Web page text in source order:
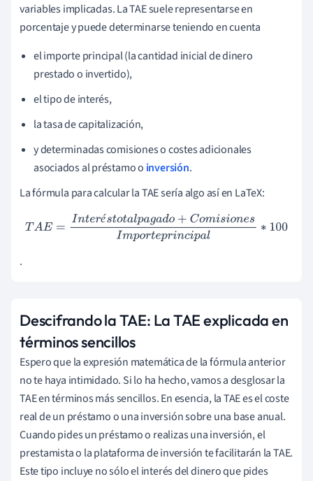
variables implicadas. La TAE suele representarse en
porcentaje y puede determinarse teniendo en cuenta
el importe principal (la cantidad inicial de dinero
prestado o invertido),
el tipo de interés,
la tasa de capitalización,
y determinadas comisiones o costes adicionales
asociados al préstamo o inversión.
La fórmula para calcular la TAE sería algo así en LaTeX:
é
TAE= Int eré stotalpagado+ComisionesImporteprincip al ∗100
.
Descifrando la TAE: La TAE explicada en
términos sencillos
Espero que la expresión matemática de la fórmula anterior
no te haya intimidado. Si lo ha hecho, vamos a desglosar la
TAE en términos más sencillos. En esencia, la TAE es el coste
real de un préstamo o una inversión sobre una base anual.
Cuando pides un préstamo o realizas una inversión, el
prestamista o la plataforma de inversión te facilitarán la TAE.
Este tipo incluye no sólo el interés del dinero que pides